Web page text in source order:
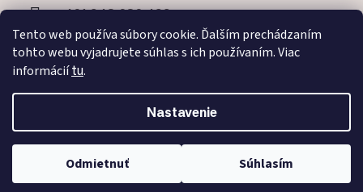
Tento web používa súbory cookie. Ďalším prechádzaním
tohto webu vyjadrujete súhlas s ich používaním. Viac
informáciítu.
Nastavenie
Odmietnuť Súhlasím
+421 948 282 499
+421 907 706 329
Facebook